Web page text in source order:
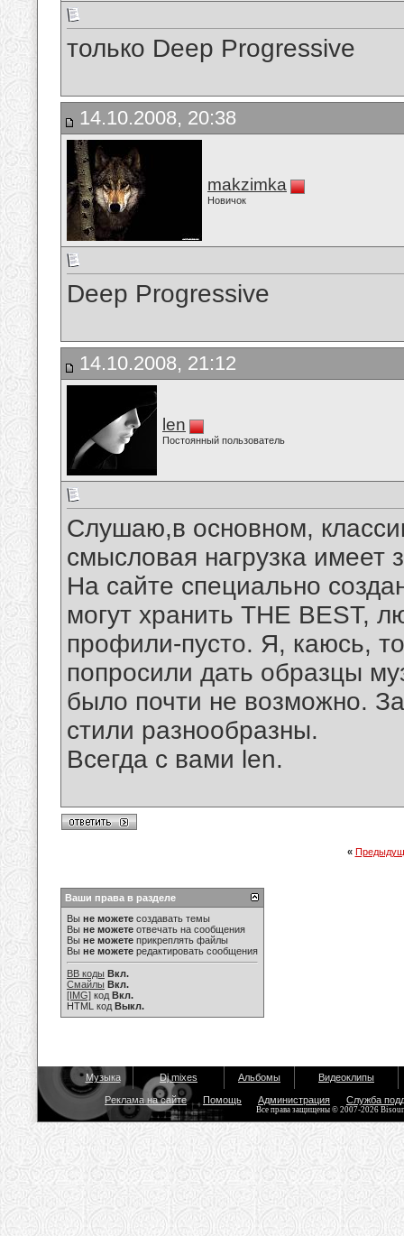
только Deep Progressive
14.10.2008, 20:38
makzimka
Новичок
Deep Progressive
14.10.2008, 21:12
len
Постоянный пользователь
Слушаю,в основном,
смысловая нагрузка имеет
На сайте специально
могут хранить THE BEST,
профили-пусто. Я, каюсь,
попросили дать образцы
было почти не возможно.
стили разнообразны.
Всегда с вами len.
«
Ваши права в разделе
Вы не можете создавать темы
Вы не можете отвечать на сообщения
Вы не можете прикреплять файлы
Вы не можете редактировать сообщения
BB коды Вкл.
Смайлы Вкл.
[IMG] код Вкл.
HTML код Выкл.
Музыка Dj mixes Альбомы Видеоклипы
Реклама на сайте Помощь Администрация Служба
Все права защищены © 2007-2026